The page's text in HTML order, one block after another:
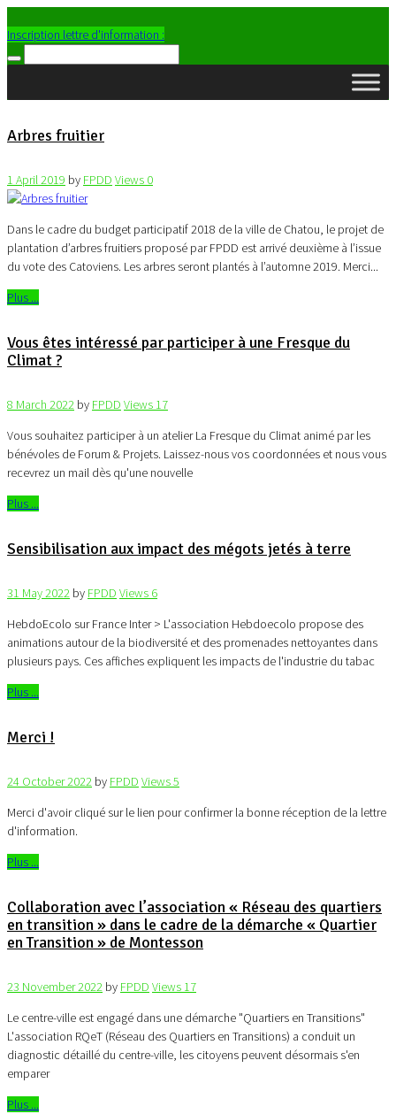
Inscription lettre d'information :
Arbres fruitier
1 April 2019 by FPDD Views 0
Dans le cadre du budget participatif 2018 de la ville de Chatou, le projet de
plantation d’arbres fruitiers proposé par FPDD est arrivé deuxième à l’issue
du vote des Catoviens. Les arbres seront plantés à l’automne 2019. Merci...
Plus ...
Vous êtes intéressé par participer à une Fresque du
Climat ?
8 March 2022 by FPDD Views 17
Vous souhaitez participer à un atelier La Fresque du Climat animé par les
bénévoles de Forum & Projets. Laissez-nous vos coordonnées et nous vous
recevrez un mail dès qu'une nouvelle
Plus ...
Sensibilisation aux impact des mégots jetés à terre
31 May 2022 by FPDD Views 6
HebdoEcolo sur France Inter > L'association Hebdoecolo propose des
animations autour de la biodiversité et des promenades nettoyantes dans
plusieurs pays. Ces affiches expliquent les impacts de l'industrie du tabac
Plus ...
Merci !
24 October 2022 by FPDD Views5
Merci d'avoir cliqué sur le lien pour confirmer la bonne réception de la lettre
d'information.
Plus ...
Collaboration avec l’association « Réseau des quartiers
en transition » dans le cadre de la démarche « Quartier
en Transition » de Montesson
23 November 2022 by FPDD Views 17
Le centre-ville est engagé dans une démarche "Quartiers en Transitions"
L'association RQeT (Réseau des Quartiers en Transitions) a conduit un
diagnostic détaillé du centre-ville, les citoyens peuvent désormais s'en
emparer
Plus ...